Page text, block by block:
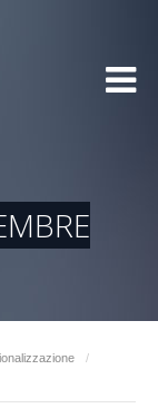
/